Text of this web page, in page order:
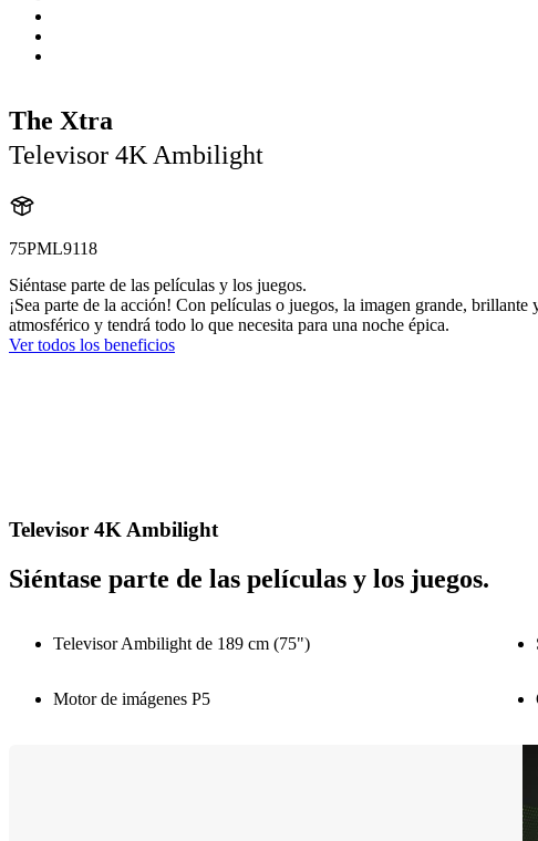
The Xtra
Televisor 4K Ambilight
75PML9118
Siéntase parte de las películas y los juegos.
¡Sea parte de la acción! Con películas o juegos, la imagen grande,
atmosférico y tendrá todo lo que necesita para una noche épica.
Ver todos los beneficios
Televisor 4K Ambilight
Siéntase parte de las películas y los juegos.
Televisor Ambilight de 189 cm (75")
Motor de imágenes P5